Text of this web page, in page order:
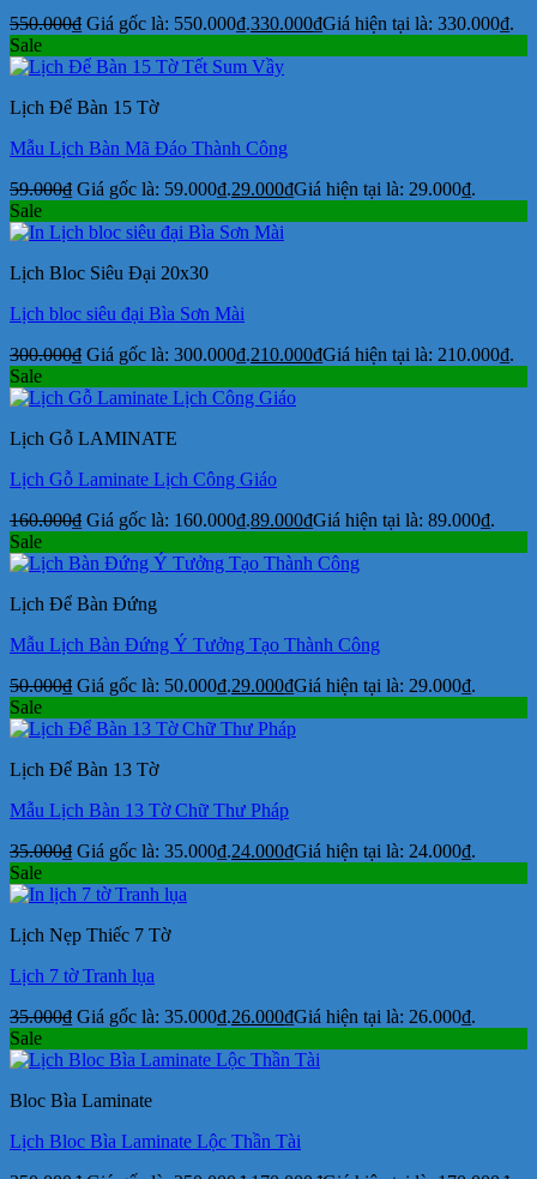
550.000₫ Giá gốc là: 550.000₫.330.000₫Giá hiện tại là: 330.000₫.
Sale
Lịch Để Bàn 15 Tờ
Mẫu Lịch Bàn Mã Đáo Thành Công
59.000₫ Giá gốc là: 59.000₫.29.000₫Giá hiện tại là: 29.000₫.
Sale
Lịch Bloc Siêu Đại 20x30
Lịch bloc siêu đại Bìa Sơn Mài
300.000₫ Giá gốc là: 300.000₫.210.000₫Giá hiện tại là: 210.000₫.
Sale
Lịch Gỗ LAMINATE
Lịch Gỗ Laminate Lịch Công Giáo
160.000₫ Giá gốc là: 160.000₫.89.000₫Giá hiện tại là: 89.000₫.
Sale
Lịch Để Bàn Đứng
Mẫu Lịch Bàn Đứng Ý Tưởng Tạo Thành Công
50.000₫ Giá gốc là: 50.000₫.29.000₫Giá hiện tại là: 29.000₫.
Sale
Lịch Để Bàn 13 Tờ
Mẫu Lịch Bàn 13 Tờ Chữ Thư Pháp
35.000₫ Giá gốc là: 35.000₫.24.000₫Giá hiện tại là: 24.000₫.
Sale
Lịch Nẹp Thiếc 7 Tờ
Lịch 7 tờ Tranh lụa
35.000₫ Giá gốc là: 35.000₫.26.000₫Giá hiện tại là: 26.000₫.
Sale
Bloc Bìa Laminate
Lịch Bloc Bìa Laminate Lộc Thần Tài